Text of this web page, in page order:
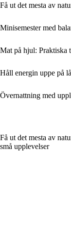
Få ut det mesta av
Minisemester med
Mat på hjul: Praktiska
Håll energin uppe på
Övernattning med
Få ut det mesta av
små upplevelser